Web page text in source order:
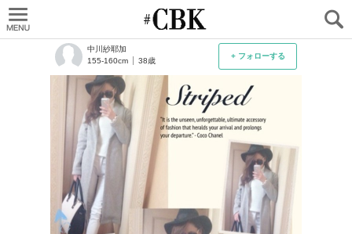
+ フォローする
中川紗耶加
155-160cm
38歳